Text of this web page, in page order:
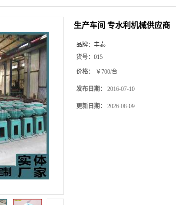
生产车间 专水利机械供应商
品牌： 丰泰
货号： 015
价格： ￥700/台
发布日期： 2016-07-10
更新日期： 2026-08-09